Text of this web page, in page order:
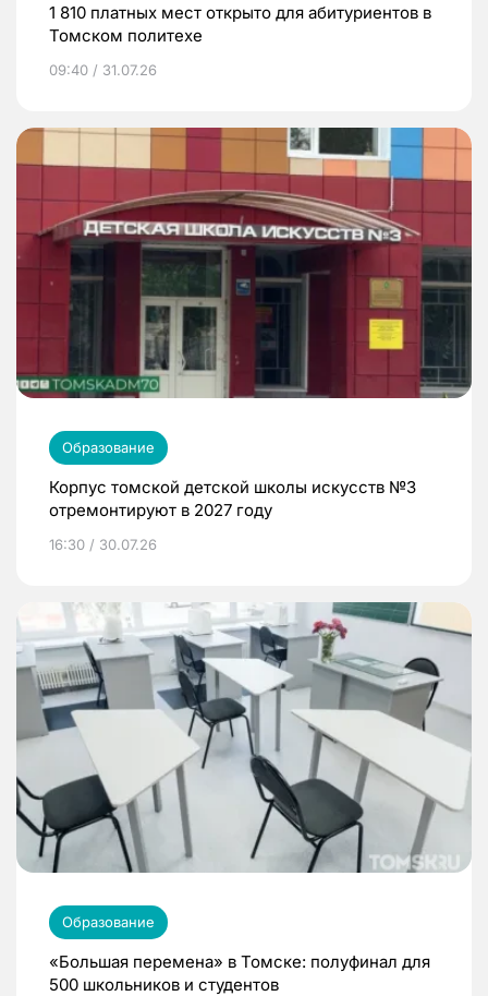
1 810 платных мест открыто для абитуриентов в
Томском политехе
09:40 / 31.07.26
Образование
Корпус томской детской школы искусств №3
отремонтируют в 2027 году
16:30 / 30.07.26
Образование
«Большая перемена» в Томске: полуфинал для
500 школьников и студентов